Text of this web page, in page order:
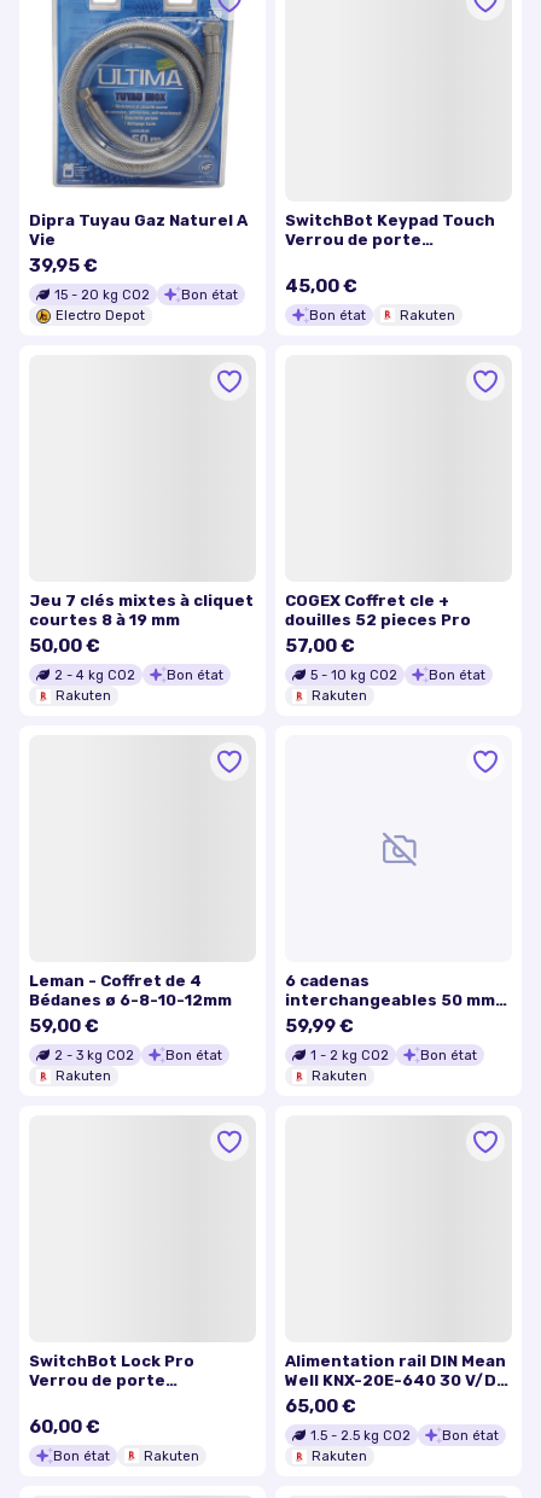
Dipra Tuyau Gaz Naturel A
Vie
39,95 €
15 - 20 kg CO2
Bon état
Electro Depot
SwitchBot Keypad Touch
Verrou de porte
45,00 €
Bon état Rakuten
Jeu 7 clés mixtes à cliquet
courtes 8 à 19 mm
50,00 €
2 - 4 kg CO2
Bon état
Rakuten
COGEX Coffret cle +
douilles 52 pieces Pro
57,00 €
5 - 10 kg CO2
Bon état
Rakuten
Leman - Coffret de 4
Bédanes ø 6-8-10-12mm
59,00 €
2 - 3 kg CO2
Bon état
Rakuten
6 cadenas
interchangeables 50 mm
en fer - 407238 -
Silverline
59,99 €
1 - 2 kg CO2
Bon état
Rakuten
SwitchBot Lock Pro
Verrou de porte
60,00 €
Bon état Rakuten
Alimentation rail DIN Mean
Well KNX-20E-640 30 V/DC
640 mA 19.2 W 1 x 1 pc(s)
65,00 €
1.5 - 2.5 kg CO2
Bon état
Rakuten